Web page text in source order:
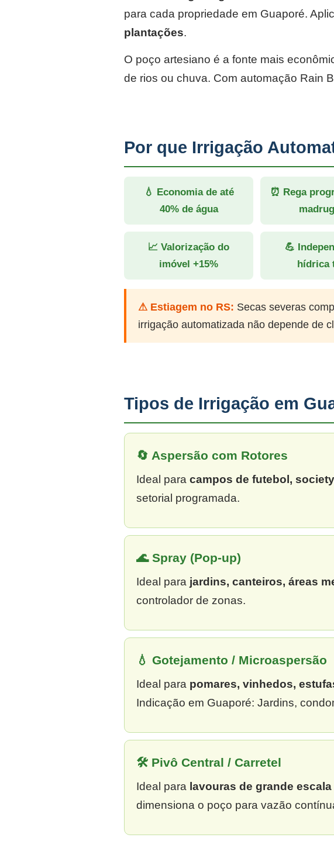
para cada propriedade em Guaporé.
plantações.
O poço artesiano é a fonte mais
de rios ou chuva. Com automação Rain
Por que Irrigação
💧 Economia de até
40% de água
⏰ Rega
📈 Valorização do
imóvel +15%
💪
hídrica
⚠ Estiagem no RS: Secas severas
irrigação automatizada não depende de
Tipos de Irrigação em
🔄 Aspersão com Rotores
Ideal para campos de futebol,
setorial programada.
🌊 Spray (Pop-up)
Ideal para jardins, canteiros, áreas
controlador de zonas.
💧 Gotejamento / Microaspersão
Ideal para pomares, vinhedos,
Indicação em Guaporé: Jardins,
🛠 Pivô Central / Carretel
Ideal para lavouras de grande escala
dimensiona o poço para vazão